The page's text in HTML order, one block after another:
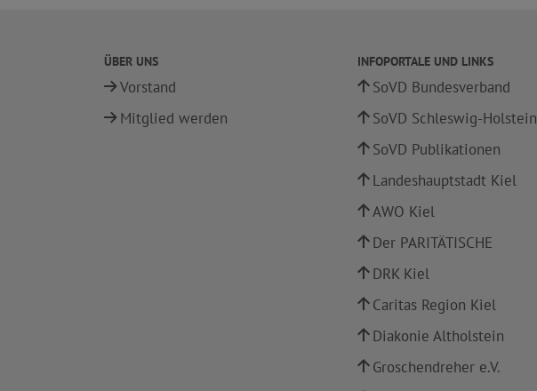
ÜBER UNS
Vorstand
Mitglied werden
INFOPORTALE UND LINKS
SoVD Bundesverband
SoVD Schleswig-Holstein
SoVD Publikationen
Landeshauptstadt Kiel
AWO Kiel
Der PARITÄTISCHE
DRK Kiel
Caritas Region Kiel
Diakonie Altholstein
Groschendreher e.V.